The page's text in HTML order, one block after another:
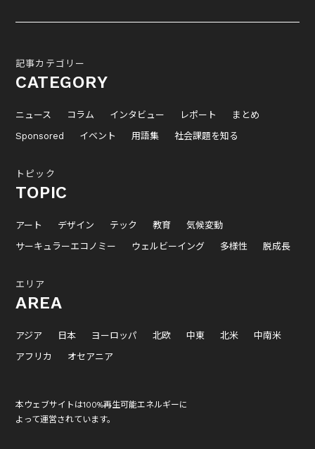
記事カテゴリー
CATEGORY
ニュース コラム インタビュー レポート
まとめ
Sponsored
イベント 用語集 社会課題を知る
トピック
TOPIC
アート デザイン テック 教育
気候変動
サーキュラーエコノミー
ウェルビーイング 多様性 脱成長
エリア
AREA
アジア 日本 ヨーロッパ 北欧 中東 北米
中南米
アフリカ
オセアニア
本ウェブサイトは100%再生可能エネルギーに
よって運営されています。